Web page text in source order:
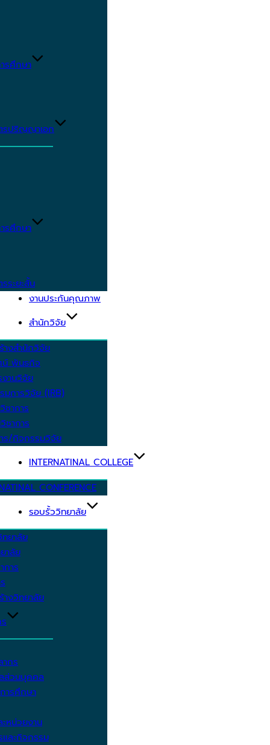
รศึกษา
รปริญญาเอก
รศึกษา
ระยะสั้น
งานประกันคุณภาพ
สำนักวิจัย
างสำนักวิจัย
น์ พันธกิจ
งานวิจัย
มการวิจัย (IRB)
ชาการ
ชาการ
ร/กิจกรรมวิจัย
INTERNATINAL COLLEGE
CONFERENCE
รอบรั้ววิทยาลัย
ทยาลัย
าลัย
การ
างวิทยาลัย
กร
ส่วนบุคคล
ารศึกษา
หน่วยงาน
และกิจกรรม